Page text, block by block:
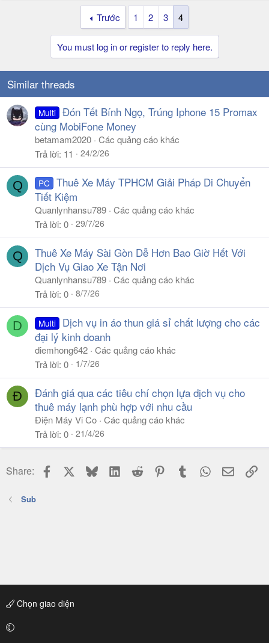
Trước 1 2 3 4
You must log in or register to reply here.
Similar threads
Multi Đón Tết Bính Ngọ, Trúng Iphone 15 Promax
cùng MobiFone Money
betamam2020 Các quảng cáo khác
Trả lời 11 24/2/26
Q PC Thuê Xe Máy TPHCM Giải Pháp Di Chuyển
Tiết Kiệm
Quanlynhansu789 Các quảng cáo khác
Trả lời 0 29/7/26
Q
Thuê Xe Máy Sài Gòn Dễ Hơn Bao Giờ Hết Với
Dịch Vụ Giao Xe Tận Nơi
Quanlynhansu789 Các quảng cáo khác
Trả lời 0 8/7/26
D Multi
Dịch vụ in áo thun giá sỉ chất lượng cho các
đại lý kinh doanh
diemhong642 Các quảng cáo khác
Trả lời 0 1/7/26
Đ
Đánh giá qua các tiêu chí chọn lựa dịch vụ cho
thuê máy lạnh phù hợp với nhu cầu
Điện Máy Vi Co Các quảng cáo khác
Trả lời 0 21/4/26
Share: Facebook BlueskyLinkedIn
Reddit PinterestTumblr WhatsApp
Email
Sub
Chọn giao diện